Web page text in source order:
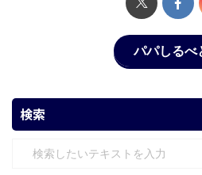
パパしるべ
検索